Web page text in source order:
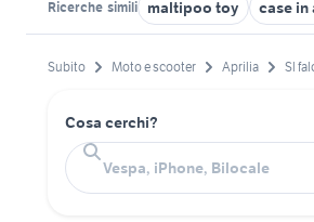
Ricerche simili maltipoo toy case in
Subito Moto e scooter Aprilia Sl
Cosa cerchi?